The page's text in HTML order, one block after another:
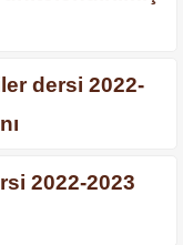
dersi 2022-
2022-2023